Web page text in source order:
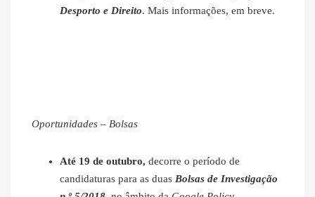
Desporto e Direito. Mais informações, em breve.
Oportunidades – Bolsas
Até 19 de outubro, decorre o período de
candidaturas para as duas Bolsas de Investigação